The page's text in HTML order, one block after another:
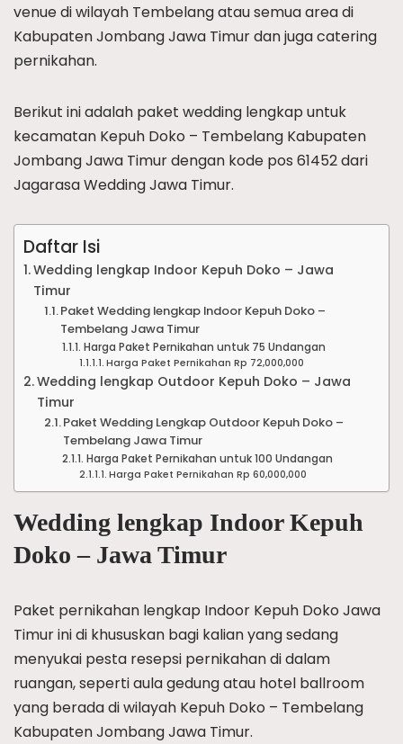
venue di wilayah Tembelang atau semua area di
Kabupaten Jombang Jawa Timur dan juga catering
pernikahan.
Berikut ini adalah paket wedding lengkap untuk
kecamatan Kepuh Doko – Tembelang Kabupaten
Jombang Jawa Timur dengan kode pos 61452 dari
Jagarasa Wedding Jawa Timur.
Daftar Isi
Wedding lengkap Indoor Kepuh Doko – Jawa
Timur
Paket Wedding lengkap Indoor Kepuh Doko –
Tembelang Jawa Timur
Harga Paket Pernikahan untuk 75 Undangan
Harga Paket Pernikahan Rp 72,000,000
Wedding lengkap Outdoor Kepuh Doko – Jawa
Timur
Paket Wedding Lengkap Outdoor Kepuh Doko –
Tembelang Jawa Timur
Harga Paket Pernikahan untuk 100 Undangan
Harga Paket Pernikahan Rp 60,000,000
Wedding lengkap Indoor Kepuh
Doko – Jawa Timur
Paket pernikahan lengkap Indoor Kepuh Doko Jawa
Timur ini di khususkan bagi kalian yang sedang
menyukai pesta resepsi pernikahan di dalam
ruangan, seperti aula gedung atau hotel ballroom
yang berada di wilayah Kepuh Doko – Tembelang
Kabupaten Jombang Jawa Timur.